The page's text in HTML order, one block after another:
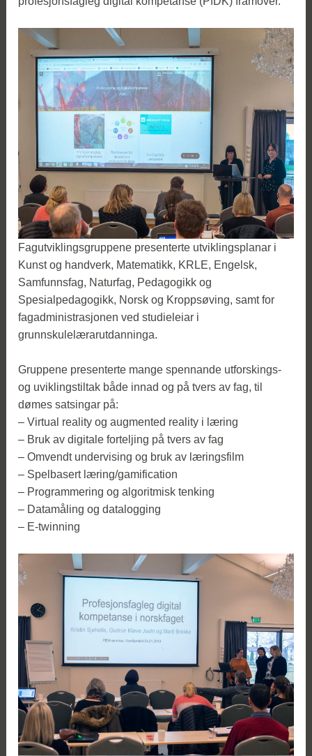
Fagutviklingsgruppene presenterte utviklingsplanar i
Kunst og handverk, Matematikk, KRLE, Engelsk,
Samfunnsfag, Naturfag, Pedagogikk og
Spesialpedagogikk, Norsk og Kroppsøving, samt for
fagadministrasjonen ved studieleiar i
grunnskulelærarutdanninga.
Gruppene presenterte mange spennande utforskings-
og uviklingstiltak både innad og på tvers av fag, til
dømes satsingar på:
– Virtual reality og augmented reality i læring
– Bruk av digitale forteljing på tvers av fag
– Omvendt undervising og bruk av læringsfilm
– Spelbasert læring/gamification
– Programmering og algoritmisk tenking
– Datamåling og datalogging
– E-twinning